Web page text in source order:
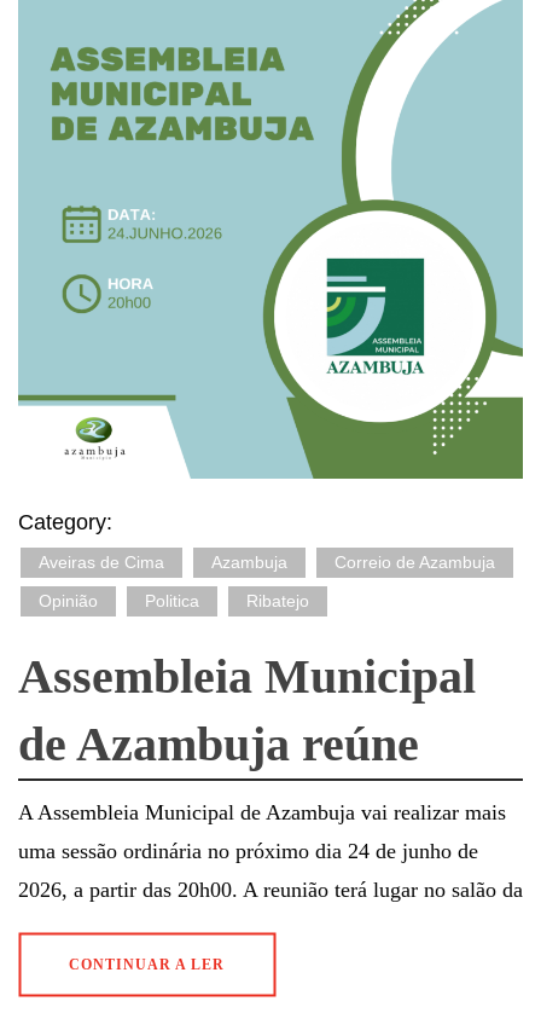
Category:
Aveiras de Cima Azambuja
Correio de Azambuja
Opinião
Politica Ribatejo
Assembleia Municipal
de Azambuja reúne
A Assembleia Municipal de Azambuja vai realizar mais
uma sessão ordinária no próximo dia 24 de junho de
2026, a partir das 20h00. A reunião terá lugar no salão da
CONTINUAR A LER